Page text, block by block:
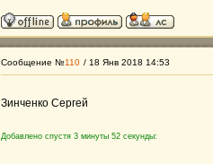
Сообщение №110 / 18 Янв 2018 14:53
Зинченко Сергей
Добавлено спустя 3 минуты 52 секунды: